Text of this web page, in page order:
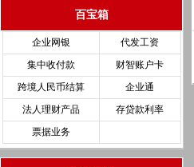
百宝箱
企业网银
代发工资
集中收付款
财智账户卡
跨境人民币结算
企业通
法人理财产品
存贷款利率
票据业务